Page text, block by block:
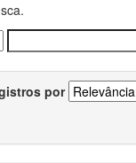
por